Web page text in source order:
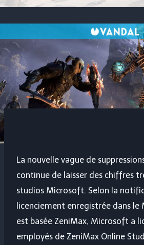
La nouvelle vague de
continue de laisser des chiffres
studios Microsoft. Selon la
licenciement enregistrée dans le
est basée ZeniMax, Microsoft a
employés de ZeniMax Online